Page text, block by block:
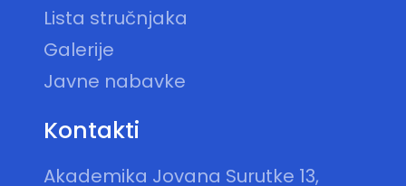
Lista stručnjaka
Galerije
Javne nabavke
Kontakti
Akademika Jovana Surutke 13,